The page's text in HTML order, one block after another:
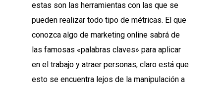
estas son las herramientas con las que se
pueden realizar todo tipo de métricas. El que
conozca algo de marketing online sabrá de
las famosas «palabras claves» para aplicar
en el trabajo y atraer personas, claro está que
esto se encuentra lejos de la manipulación a